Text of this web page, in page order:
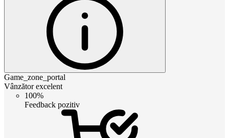
Game_zone_portal
Vânzător excelent
100%
Feedback pozitiv